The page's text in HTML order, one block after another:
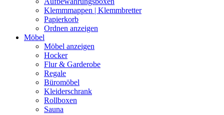
Klemmmappen | Klemmbretter
Papierkorb
Ordnen anzeigen
Möbel
Möbel anzeigen
Hocker
Flur & Garderobe
Regale
Büromöbel
Kleiderschrank
Rollboxen
Sauna